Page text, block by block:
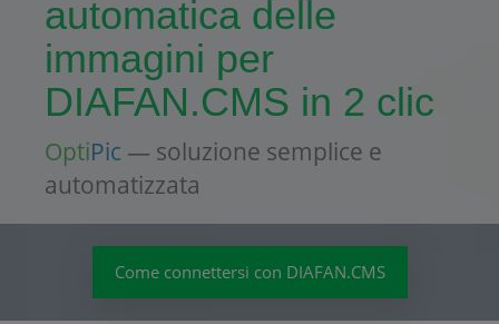
automatica delle
immagini per
DIAFAN.CMS in 2 clic
OptiPic — soluzione semplice e
automatizzata
Come connettersi con DIAFAN.CMS